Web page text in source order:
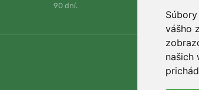
vášho
našich
90 dní.